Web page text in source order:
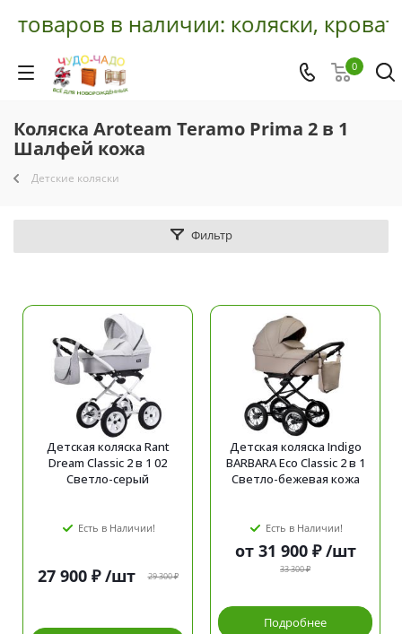
в наличии: коляски,
0
Коляска Aroteam Teramo Prima 2 в 1
Шалфей кожа
Детские коляски
Фильтр
Детская коляска Rant
Dream Classic 2 в 1 02
Светло-серый
Есть в Наличии!
27 900₽ /шт 29 300₽
Детская коляска Indigo
BARBARA Eco Classic 2 в 1
Светло-бежевая кожа
Есть в Наличии!
от 31 900 ₽ /шт
33 300 ₽
Подробнее